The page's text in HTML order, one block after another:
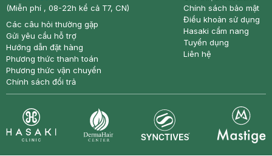
(Miễn phí , 08-22h kể cả T7, CN)
Các câu hỏi thường gặp
Gửi yêu cầu hỗ trợ
Hướng dẫn đặt hàng
Phương thức thanh toán
Phương thức vận chuyển
Chính sách đổi trả
Chính sách bảo mật
Điều khoản sử dụng
Hasaki cẩm nang
Tuyển dụng
Liên hệ